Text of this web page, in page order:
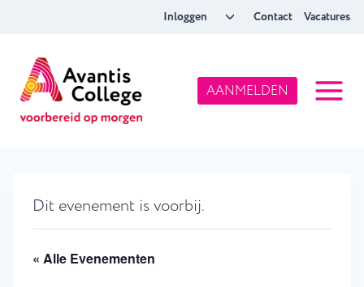
inhoud
Inloggen
ToggleContact Vacatures
AANMELDEN
Dit evenement is voorbij.
« Alle Evenementen